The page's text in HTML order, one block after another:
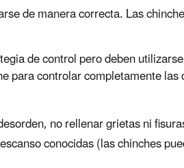
de manera correcta. Las
de control pero deben
para controlar completamente
no rellenar grietas ni
conocidas (las chinches